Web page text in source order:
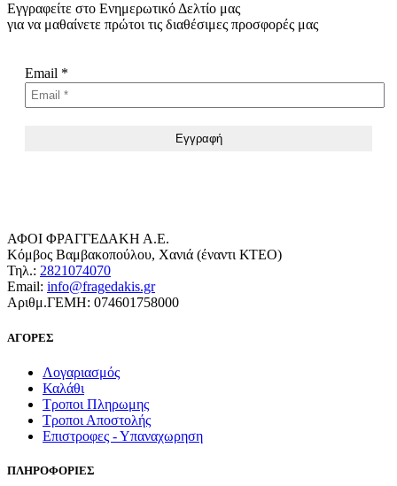
Εγγραφείτε στο Ενημερωτικό Δελτίο μας
για να μαθαίνετε πρώτοι τις διαθέσιμες προσφορές μας
Email *
ΑΦΟΙ ΦΡΑΓΓΕΔΑΚΗ Α.Ε.
Κόμβος Βαμβακοπούλου, Χανιά (έναντι ΚΤΕΟ)
Τηλ.: 2821074070
Email: info@fragedakis.gr
Αριθμ.ΓΕΜΗ: 074601758000
ΑΓΟΡΕΣ
Λογαριασμός
Καλάθι
Τροποι Πληρωμης
Τροποι Αποστολής
Επιστροφες - Υπαναχωρηση
ΠΛΗΡΟΦΟΡΙΕΣ